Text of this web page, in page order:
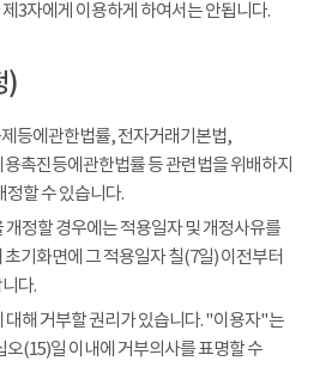
3자에게 이용하게 하여서는 안됩니다.
)
등에관한법률, 전자거래기본법,
촉진등에관한법률 등 관련법을 위배하지
정할 수 있습니다.
정할 경우에는 적용일자 및 개정사유를
기화면에 그 적용일자 칠(7일) 이전부터
다.
해 거부할 권리가 있습니다. "이용자"는
오(15)일 이내에 거부의사를 표명할 수